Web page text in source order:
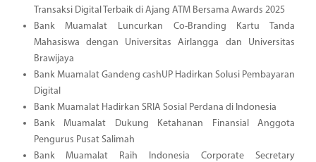
Transaksi Digital Terbaik di Ajang ATM Bersama Awards 2025
Bank Muamalat Luncurkan Co-Branding Kartu Tanda
Mahasiswa dengan Universitas Airlangga dan Universitas
Brawijaya
Bank Muamalat Gandeng cashUP Hadirkan Solusi Pembayaran
Digital
Bank Muamalat Hadirkan SRIA Sosial Perdana di Indonesia
Bank Muamalat Dukung Ketahanan Finansial Anggota
Pengurus Pusat Salimah
Bank Muamalat Raih Indonesia Corporate Secretary